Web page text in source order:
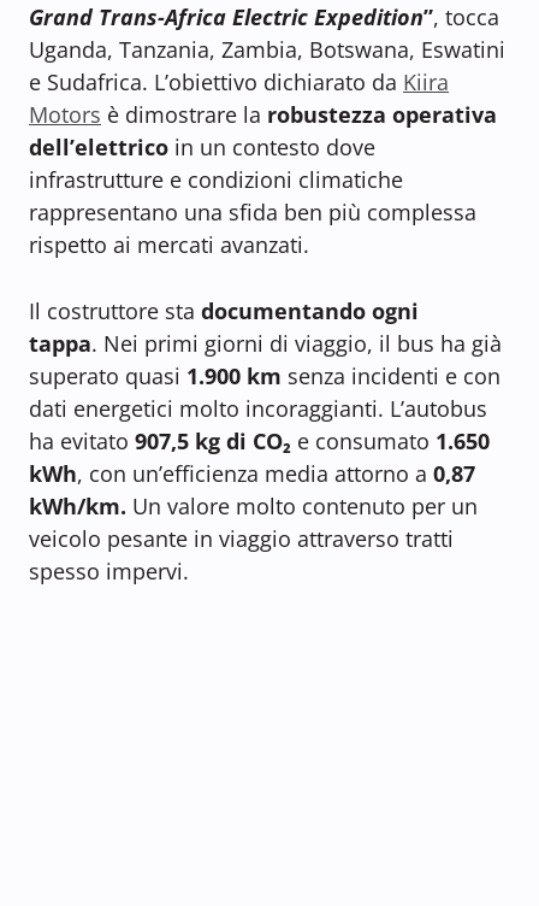
Grand Trans-Africa Electric Expedition”, tocca
Uganda, Tanzania, Zambia, Botswana, Eswatini
e Sudafrica. L’obiettivo dichiarato da Kiira
Motors è dimostrare la robustezza operativa
dell’elettrico in un contesto dove
infrastrutture e condizioni climatiche
rappresentano una sfida ben più complessa
rispetto ai mercati avanzati.
Il costruttore sta documentando ogni
tappa. Nei primi giorni di viaggio, il bus ha già
superato quasi 1.900 km senza incidenti e con
dati energetici molto incoraggianti. L’autobus
ha evitato 907,5 kg di CO₂ e consumato 1.650
kWh, con un’efficienza media attorno a 0,87
kWh/km. Un valore molto contenuto per un
veicolo pesante in viaggio attraverso tratti
spesso impervi.